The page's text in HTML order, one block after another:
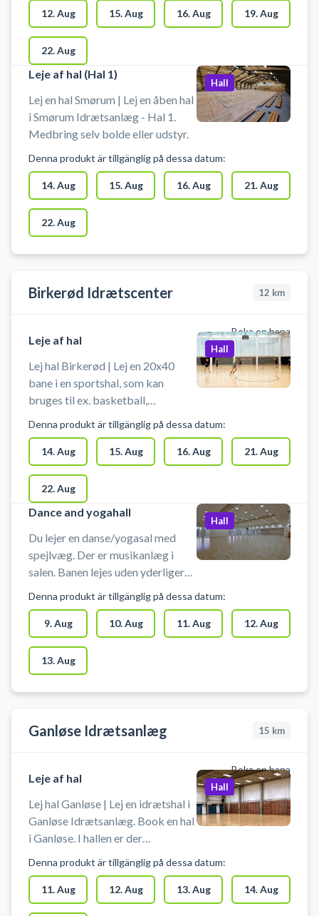
12. Aug 15. Aug 16. Aug 19. Aug
22. Aug
Leje af hal (Hal 1)
Lej en hal Smørum | Lej en åben hal
i Smørum Idrætsanlæg - Hal 1.
Medbring selv bolde eller udstyr.
Hall
Denna produkt är tillgänglig på dessa datum:
14. Aug 15. Aug 16. Aug 21. Aug
22. Aug
Birkerød Idrætscenter 12 km
Boka en bana
Leje af hal
Lej hal Birkerød | Lej en 20x40
bane i en sportshal, som kan
bruges til ex. basketball,
andre bevægelsesaktiviteter.
Hallen lejes uden udstyr, så husk at
medbringe ketcher, bat og bolde
m.m. Der er mulighed for
omklædning og bad.
Hall
Denna produkt är tillgänglig på dessa datum:
14. Aug 15. Aug 16. Aug 21. Aug
22. Aug
Dance and yogahall
Du lejer en danse/yogasal med
spejlvæg. Der er musikanlæg i
salen. Banen lejes uden yderligere
bold i salen. Der er mulighed for
omklædning og bad.
Hall
Denna produkt är tillgänglig på dessa datum:
9. Aug 10. Aug 11. Aug 12. Aug
13. Aug
Ganløse Idrætsanlæg 15 km
Boka en bana
Leje af hal
Lej hal Ganløse | Lej en idrætshal i
Ganløse Idrætsanlæg. Book en hal
i Ganløse. I hallen er der
volleynet, basketballkurve og
bordtennisborde. Medbring selv
ketcher og bolde.
Hall
Denna produkt är tillgänglig på dessa datum:
11. Aug 12. Aug 13. Aug 14. Aug